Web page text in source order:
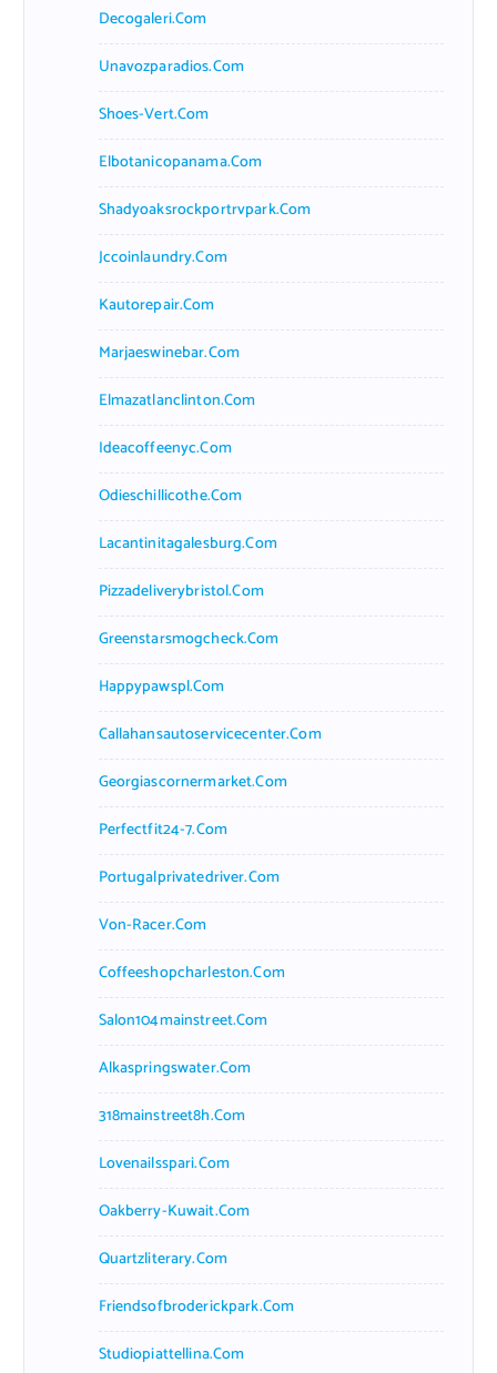
Decogaleri.com
Unavozparadios.com
Shoes-Vert.com
Elbotanicopanama.com
Shadyoaksrockportrvpark.com
Jccoinlaundry.com
Kautorepair.com
Marjaeswinebar.com
Elmazatlanclinton.com
Ideacoffeenyc.com
Odieschillicothe.com
Lacantinitagalesburg.com
Pizzadeliverybristol.com
Greenstarsmogcheck.com
Happypawspl.com
Callahansautoservicecenter.com
Georgiascornermarket.com
Perfectfit24-7.com
Portugalprivatedriver.com
Von-Racer.com
Coffeeshopcharleston.com
Salon104mainstreet.com
Alkaspringswater.com
318mainstreet8h.com
Lovenailsspari.com
Oakberry-Kuwait.com
Quartzliterary.com
Friendsofbroderickpark.com
Studiopiattellina.com